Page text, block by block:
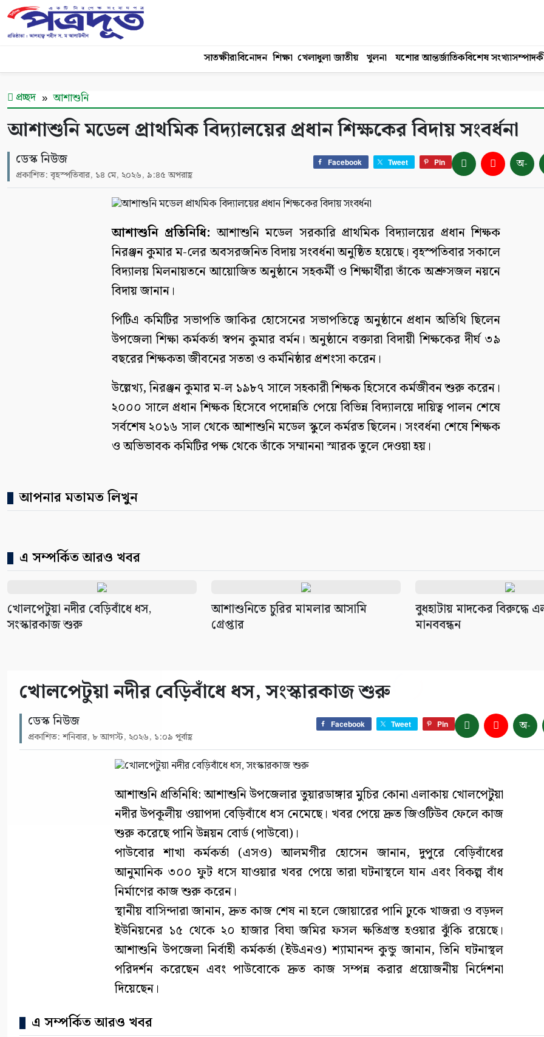
সাতক্ষীরাবিনোদন শিক্ষা খেলাধুলা জাতীয় খুলনা যশোর আন্তর্জাতিকবিশেষ সংখ্যা
প্রচ্ছদ আশাশুনি
আশাশুনি মডেল প্রাথমিক বিদ্যালয়ের প্রধান শিক্ষকের বিদায় সংবর্ধনা
ডেস্ক নিউজ
প্রকাশিত: বৃহস্পতিবার, ১৪ মে, ২০২৬, ৯:৪৫ অপরাহ্ণ
Facebook Tweet Pin অ-
আশাশুনি প্রতিনিধি: আশাশুনি মডেল সরকারি প্রাথমিক বিদ্যালয়ের প্রধান শিক্ষক
নিরঞ্জন কুমার ম-লের অবসরজনিত বিদায় সংবর্ধনা অনুষ্ঠিত হয়েছে। বৃহস্পতিবার সকালে
বিদ্যালয় মিলনায়তনে আয়োজিত অনুষ্ঠানে সহকর্মী ও শিক্ষার্থীরা তাঁকে অশ্রুসজল নয়নে
বিদায় জানান।
পিটিএ কমিটির সভাপতি জাকির হোসেনের সভাপতিত্বে অনুষ্ঠানে প্রধান অতিথি ছিলেন
উপজেলা শিক্ষা কর্মকর্তা স্বপন কুমার বর্মন। অনুষ্ঠানে বক্তারা বিদায়ী শিক্ষকের দীর্ঘ ৩৯
বছরের শিক্ষকতা জীবনের সততা ও কর্মনিষ্ঠার প্রশংসা করেন।
উল্লেখ্য, নিরঞ্জন কুমার ম-ল ১৯৮৭ সালে সহকারী শিক্ষক হিসেবে কর্মজীবন শুরু করেন।
২০০০ সালে প্রধান শিক্ষক হিসেবে পদোন্নতি পেয়ে বিভিন্ন বিদ্যালয়ে দায়িত্ব পালন শেষে
সর্বশেষ ২০১৬ সাল থেকে আশাশুনি মডেল স্কুলে কর্মরত ছিলেন। সংবর্ধনা শেষে শিক্ষক
ও অভিভাবক কমিটির পক্ষ থেকে তাঁকে সম্মাননা স্মারক তুলে দেওয়া হয়।
আপনার মতামত লিখুন
এ সম্পর্কিত আরও খবর
খোলপেটুয়া নদীর বেড়িবাঁধে ধস,
সংস্কারকাজ শুরু
আশাশুনিতে চুরির মামলার আসামি
গ্রেপ্তার
বুধহাটায় মাদকের বিরুদ্ধে
মানববন্ধন
খোলপেটুয়া নদীর বেড়িবাঁধে ধস, সংস্কারকাজ শুরু
ডেস্ক নিউজ
প্রকাশিত: শনিবার, ৮ আগস্ট, ২০২৬, ১:০৯ পূর্বাহ্ণ
Facebook Tweet Pin অ-
আশাশুনি প্রতিনিধি: আশাশুনি উপজেলার তুয়ারডাঙ্গার মুচির কোনা এলাকায় খোলপেটুয়া
নদীর উপকূলীয় ওয়াপদা বেড়িবাঁধে ধস নেমেছে। খবর পেয়ে দ্রুত জিওটিউব ফেলে কাজ
শুরু করেছে পানি উন্নয়ন বোর্ড (পাউবো)।
পাউবোর শাখা কর্মকর্তা (এসও) আলমগীর হোসেন জানান, দুপুরে বেড়িবাঁধের
আনুমানিক ৩০০ ফুট ধসে যাওয়ার খবর পেয়ে তারা ঘটনাস্থলে যান এবং বিকল্প বাঁধ
নির্মাণের কাজ শুরু করেন।
স্থানীয় বাসিন্দারা জানান, দ্রুত কাজ শেষ না হলে জোয়ারের পানি ঢুকে খাজরা ও বড়দল
ইউনিয়নের ১৫ থেকে ২০ হাজার বিঘা জমির ফসল ক্ষতিগ্রস্ত হওয়ার ঝুঁকি রয়েছে।
আশাশুনি উপজেলা নির্বাহী কর্মকর্তা (ইউএনও) শ্যামানন্দ কুন্ডু জানান, তিনি ঘটনাস্থল
পরিদর্শন করেছেন এবং পাউবোকে দ্রুত কাজ সম্পন্ন করার প্রয়োজনীয় নির্দেশনা
দিয়েছেন।
এ সম্পর্কিত আরও খবর